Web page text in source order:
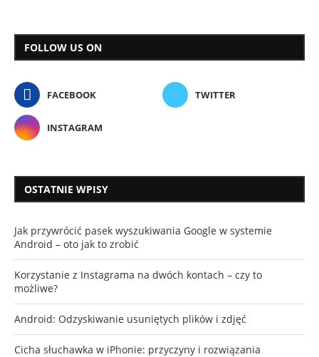
FOLLOW US ON
FACEBOOK TWITTER
INSTAGRAM
OSTATNIE WPISY
Jak przywrócić pasek wyszukiwania Google w systemie
Android – oto jak to zrobić
Korzystanie z Instagrama na dwóch kontach – czy to
możliwe?
Android: Odzyskiwanie usuniętych plików i zdjęć
Cicha słuchawka w iPhonie: przyczyny i rozwiązania